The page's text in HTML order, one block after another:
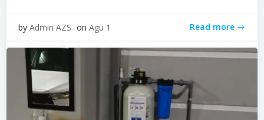
by Admin AZS on Agu 1 Read more